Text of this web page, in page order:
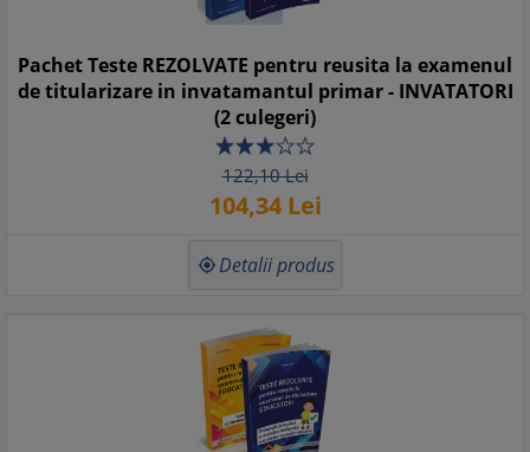
Pachet Teste REZOLVATE pentru reusita la examenul
de titularizare in invatamantul primar - INVATATORI
(2 culegeri)
122,10Lei
104,34Lei
 Detalii produs